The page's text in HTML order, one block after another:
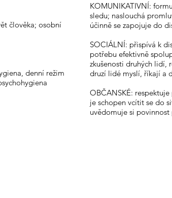
člověka; osobní
denní režim
KOMUNIKATIVNÍ:
sledu; naslouchá
účinně se zapojuje do
SOCIÁLNÍ: přispívá k
potřebu efektivně
zkušenosti druhých lidí,
druzí lidé myslí, říkají a
OBČANSKÉ:
je schopen vcítit se do
uvědomuje si